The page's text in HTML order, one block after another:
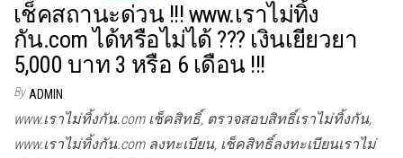
เช็คสถานะด่วน !!! www.เราไม่ทิ้ง
กัน.com ได้หรือไม่ได้ ??? เงินเยียวยา
5,000 บาท 3 หรือ 6 เดือน !!!
By ADMIN
www.เราไม่ทิ้งกัน.com เช็คสิทธิ์, ตรวจสอบสิทธิ์เราไม่ทิ้งกัน,
www.เราไม่ทิ้งกัน.com ลงทะเบียน, เช็คสิทธิ์ลงทะเบียนเราไม่